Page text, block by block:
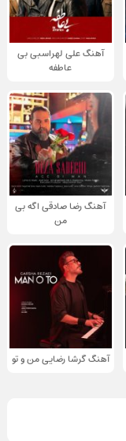
آهنگ علی لهراسبی بی
عاطفه
آهنگ رضا صادقی اگه بی
من
آهنگ گرشا رضایی من و تو